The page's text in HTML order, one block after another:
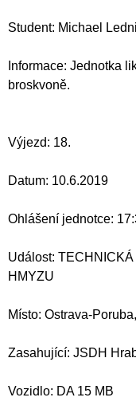
Student: Michael
Informace: Jednotka
broskvoně.
Výjezd: 18.
Datum: 10.6.2019
Ohlášení jednotce:
Událost:
HMYZU
Místo: Ostrava-
Zasahující: JSDH
Vozidlo: DA 15 MB